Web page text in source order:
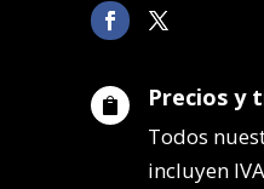
 Precios y
Todos
incluyen